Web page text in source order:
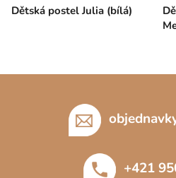
Dětská postel Julia (bílá)
+421